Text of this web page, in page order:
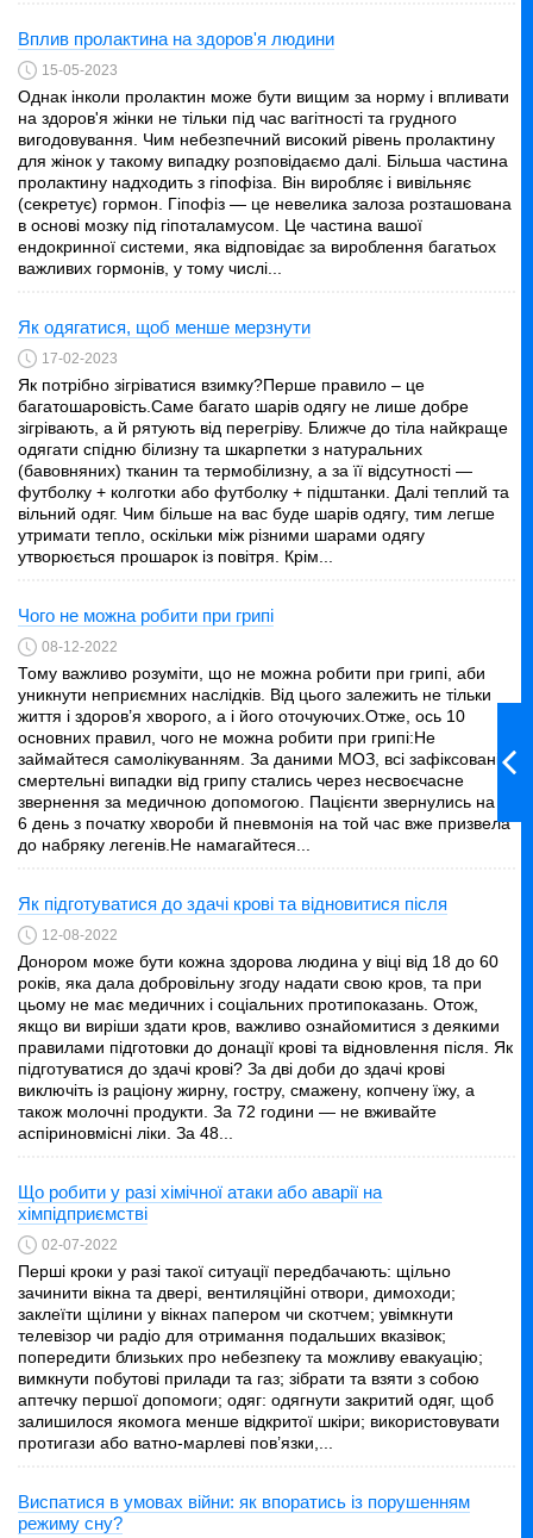
Вплив пролактина на здоров'я людини
15-05-2023
Однак інколи пролактин може бути вищим за норму і впливати
на здоров'я жінки не тільки під час вагітності та грудного
вигодовування. Чим небезпечний високий рівень пролактину
для жінок у такому випадку розповідаємо далі. Більша частина
пролактину надходить з гіпофіза. Він виробляє і вивільняє
(секретує) гормон. Гіпофіз — це невелика залоза розташована
в основі мозку під гіпоталамусом. Це частина вашої
ендокринної системи, яка відповідає за вироблення багатьох
важливих гормонів, у тому числі...
Як одягатися, щоб менше мерзнути
17-02-2023
Як потрібно зігріватися взимку?Перше правило – це
багатошаровість.Саме багато шарів одягу не лише добре
зігрівають, а й рятують від перегріву. Ближче до тіла найкраще
одягати спідню білизну та шкарпетки з натуральних
(бавовняних) тканин та термобілизну, а за її відсутності —
футболку + колготки або футболку + підштанки. Далі теплий та
вільний одяг. Чим більше на вас буде шарів одягу, тим легше
утримати тепло, оскільки між різними шарами одягу
утворюється прошарок із повітря. Крім...
Чого не можна робити при грипі
08-12-2022
Тому важливо розуміти, що не можна робити при грипі, аби
уникнути неприємних наслідків. Від цього залежить не тільки
життя і здоров’я хворого, а і його оточуючих.Отже, ось 10
основних правил, чого не можна робити при грипі:Не
займайтеся самолікуванням. За даними МОЗ, всі зафіксовані
смертельні випадки від грипу стались через несвоєчасне
звернення за медичною допомогою. Пацієнти звернулись на 5-
6 день з початку хвороби й пневмонія на той час вже призвела
до набряку легенів.Не намагайтеся...
Як підготуватися до здачі крові та відновитися після
12-08-2022
Донором може бути кожна здорова людина у віці від 18 до 60
років, яка дала добровільну згоду надати свою кров, та при
цьому не має медичних і соціальних протипоказань. Отож,
якщо ви виріши здати кров, важливо ознайомитися з деякими
правилами підготовки до донації крові та відновлення після. Як
підготуватися до здачі крові? За дві доби до здачі крові
виключіть із раціону жирну, гостру, смажену, копчену їжу, а
також молочні продукти. За 72 години — не вживайте
аспіриновмісні ліки. За 48...
Що робити у разі хімічної атаки або аварії на
хімпідприємстві
02-07-2022
Перші кроки у разі такої ситуації передбачають: щільно
зачинити вікна та двері, вентиляційні отвори, димоходи;
заклеїти щілини у вікнах папером чи скотчем; увімкнути
телевізор чи радіо для отримання подальших вказівок;
попередити близьких про небезпеку та можливу евакуацію;
вимкнути побутові прилади та газ; зібрати та взяти з собою
аптечку першої допомоги; одяг: одягнути закритий одяг, щоб
залишилося якомога менше відкритої шкіри; використовувати
протигази або ватно-марлеві пов’язки,...
Виспатися в умовах війни: як впоратись із порушенням
режиму сну?